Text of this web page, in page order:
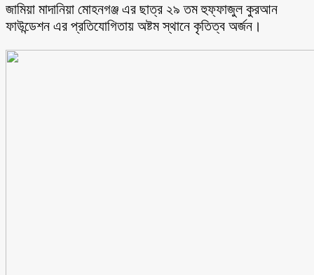
জামিয়া মাদানিয়া মোহনগঞ্জ এর ছাত্র ২৯ তম হুফ্ফাজুল কুরআন
ফাউন্ডেশন এর প্রতিযোগিতায় অষ্টম স্থানে কৃতিত্ব অর্জন।